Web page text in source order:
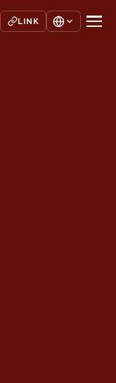
LINK